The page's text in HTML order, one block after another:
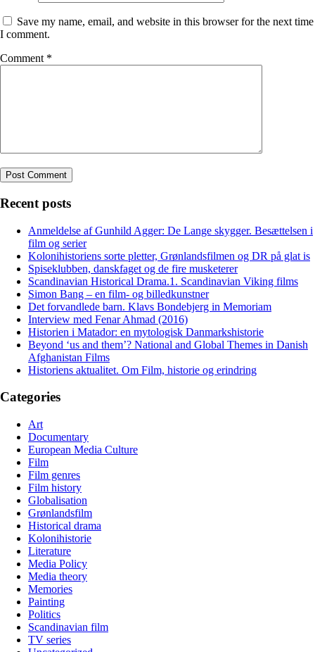
Save my name, email, and website in this browser for the next time
I comment.
Comment *
Recent posts
Anmeldelse af Gunhild Agger: De Lange skygger. Besættelsen i
film og serier
Kolonihistoriens sorte pletter, Grønlandsfilmen og DR på glat is
Spiseklubben, danskfaget og de fire musketerer
Scandinavian Historical Drama.1. Scandinavian Viking films
Simon Bang – en film- og billedkunstner
Det forvandlede barn. Klavs Bondebjerg in Memoriam
Interview med Fenar Ahmad (2016)
Historien i Matador: en mytologisk Danmarkshistorie
Beyond ‘us and them’? National and Global Themes in Danish
Afghanistan Films
Historiens aktualitet. Om Film, historie og erindring
Categories
Art
Documentary
European Media Culture
Film
Film genres
Film history
Globalisation
Grønlandsfilm
Historical drama
Kolonihistorie
Literature
Media Policy
Media theory
Memories
Painting
Politics
Scandinavian film
TV series